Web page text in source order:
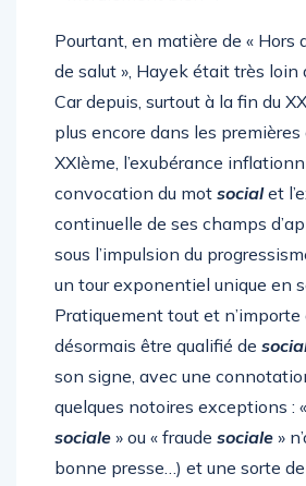
Pourtant, en matière de « Hors
de salut », Hayek était très loin
Car depuis, surtout à la fin du
plus encore dans les premières
XXIème, l’exubérance
convocation du mot socialet
continuelle de ses champs
sous l’impulsion du
un tour exponentiel unique en
Pratiquement tout et n’importe
désormais être qualifié de
son signe, avec une
quelques notoires exceptions :
sociale » ou « fraude sociale »
bonne presse…) et une sorte